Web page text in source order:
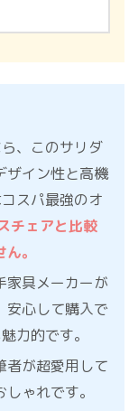
、このサリダ
ザイン性と高機
スパ最強のオ
チェアと比較
。
家具メーカーが
安心して購入で
力的です。
者が超愛用して
ゃれです。